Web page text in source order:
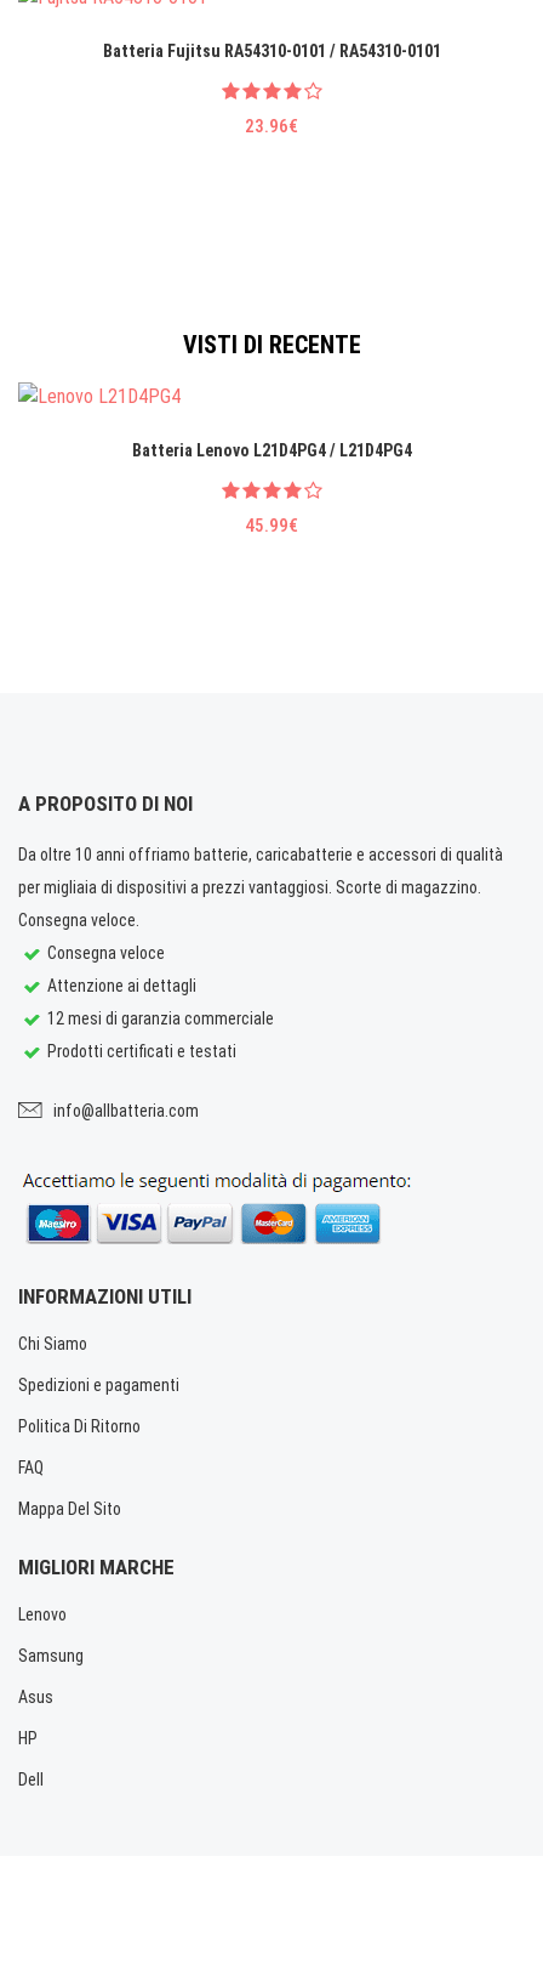
Batteria Fujitsu RA54310-0101 / RA54310-0101
23.96€
VISTI DI RECENTE
Batteria Lenovo L21D4PG4 / L21D4PG4
45.99€
A PROPOSITO DI NOI
Da oltre 10 anni offriamo batterie, caricabatterie e accessori di qualità
per migliaia di dispositivi a prezzi vantaggiosi. Scorte di magazzino.
Consegna veloce.
Consegna veloce
Attenzione ai dettagli
12 mesi di garanzia commerciale
Prodotti certificati e testati
info@allbatteria.com
INFORMAZIONI UTILI
Chi Siamo
Spedizioni e pagamenti
Politica Di Ritorno
FAQ
Mappa Del Sito
MIGLIORI MARCHE
Lenovo
Samsung
Asus
HP
Dell